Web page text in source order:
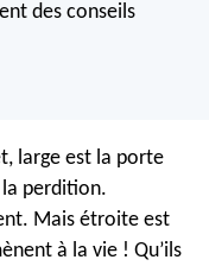
des conseils
large est la porte
perdition.
Mais étroite est
à la vie ! Qu’ils